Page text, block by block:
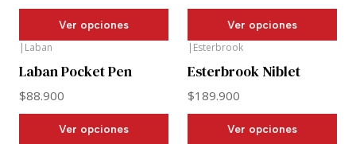
Ver opciones Ver opciones
| Laban
Laban Pocket Pen
$88.900
Ver opciones
| Esterbrook
Esterbrook Niblet
$189.900
Ver opciones